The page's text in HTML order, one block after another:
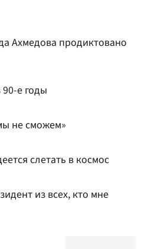
Ахмедова продиктовано
е годы
не сможем»
слетать в космос
из всех, кто мне